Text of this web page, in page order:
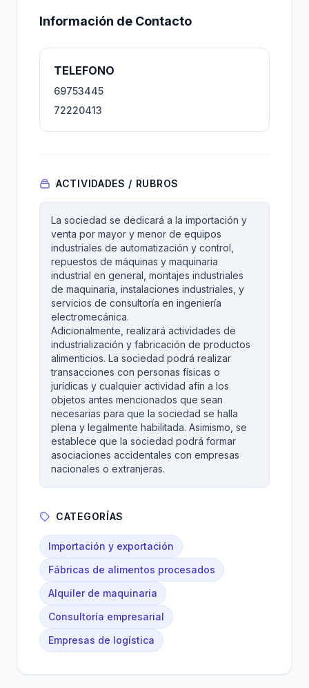
Información de Contacto
TELEFONO
69753445
72220413
ACTIVIDADES / RUBROS
La sociedad se dedicará a la importación y
venta por mayor y menor de equipos
industriales de automatización y control,
repuestos de máquinas y maquinaria
industrial en general, montajes industriales
de maquinaria, instalaciones industriales, y
servicios de consultoría en ingeniería
electromecánica.
Adicionalmente, realizará actividades de
industrialización y fabricación de productos
alimenticios. La sociedad podrá realizar
transacciones con personas físicas o
jurídicas y cualquier actividad afín a los
objetos antes mencionados que sean
necesarias para que la sociedad se halla
plena y legalmente habilitada. Asimismo, se
establece que la sociedad podrá formar
asociaciones accidentales con empresas
nacionales o extranjeras.
CATEGORÍAS
Importación y exportación
Fábricas de alimentos procesados
Alquiler de maquinaria
Consultoría empresarial
Empresas de logística